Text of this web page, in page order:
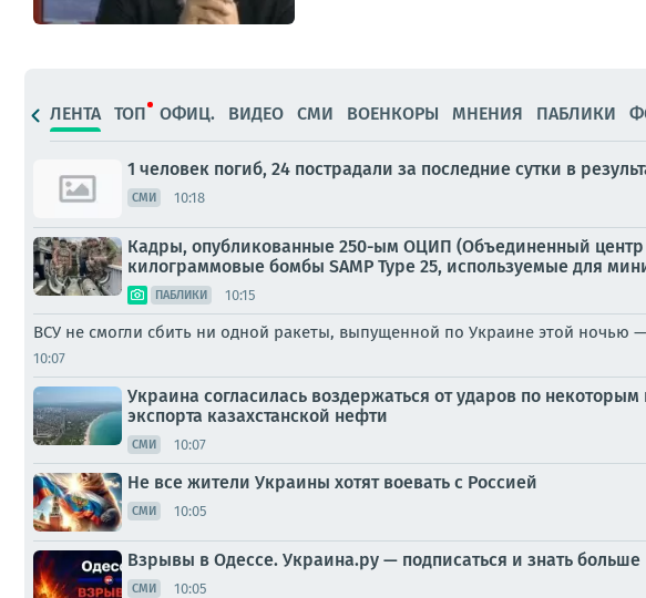
ЛЕНТА ТОП ОФИЦ. ВИДЕО СМИ ВОЕНКОРЫ МНЕНИЯ ПАБЛИКИ
1 человек погиб, 24 пострадали за последние сутки в
СМИ 10:18
Кадры, опубликованные 250-ым ОЦИП (Объединенный
килограммовые бомбы SAMP Type 25, используемые для
ПАБЛИКИ 10:15
ВСУ не смогли сбить ни одной ракеты, выпущенной по Украине этой ночью
10:07
Украина согласилась воздержаться от ударов по
экспорта казахстанской нефти
СМИ 10:07
Не все жители Украины хотят воевать с Россией
СМИ 10:05
Взрывы в Одессе. Украина.ру — подписаться и знать больше
СМИ 10:05